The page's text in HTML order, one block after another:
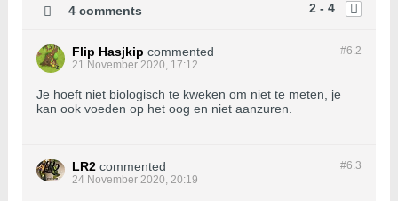
2 - 4
4 comments
#6.2
Flip Hasjkip commented
21 November 2020, 17:12
Je hoeft niet biologisch te kweken om niet te meten, je
kan ook voeden op het oog en niet aanzuren.
#6.3
LR2 commented
24 November 2020, 20:19